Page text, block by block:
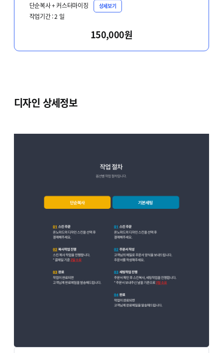
단순복사 + 커스터마이징 상세보기
작업기간 :2 일
150,000원
디자인 상세정보